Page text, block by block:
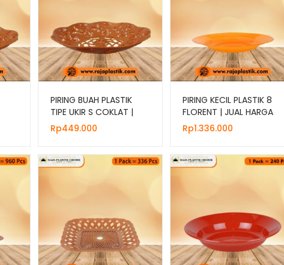
PIRING BUAH PLASTIK
TIPE UKIR S COKLAT |
JUAL HARGA GROSIR
Rp449.000
PIRING KECIL PLASTIK 8
FLORENT | JUAL HARGA
GROSIR
Rp1.336.000